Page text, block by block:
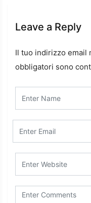
Leave a Reply
Il tuo indirizzo email
obbligatori sono